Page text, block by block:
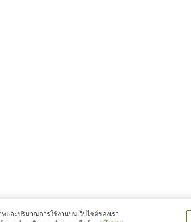
และปริมาณการใช้งานบนเว็บไซต์ของเรา